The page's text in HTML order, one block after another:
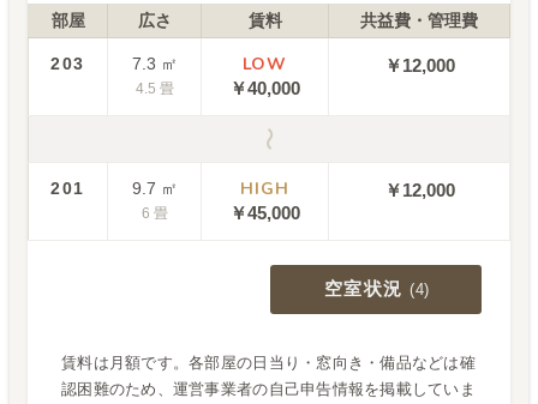
部屋 広さ 賃料 共益費・管理費
203 7.3 ㎡
4.5 畳
LOW
￥40,000
￥12,000
〜
201 9.7 ㎡
6 畳
HIGH
￥45,000
￥12,000
空室状況 (4)
賃料は月額です。各部屋の日当り・窓向き・備品などは確
認困難のため、運営事業者の自己申告情報を掲載していま